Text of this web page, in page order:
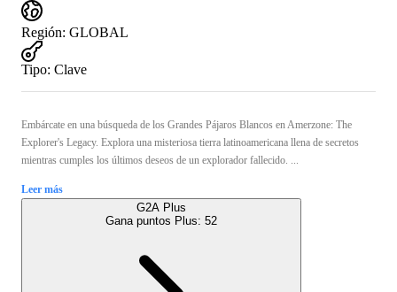
Región: GLOBAL
Tipo: Clave
Embárcate en una búsqueda de los Grandes Pájaros Blancos en Amerzone: The
Explorer's Legacy. Explora una misteriosa tierra latinoamericana llena de secretos
mientras cumples los últimos deseos de un explorador fallecido. ...
Leer más
G2A Plus
Gana puntos Plus: 52